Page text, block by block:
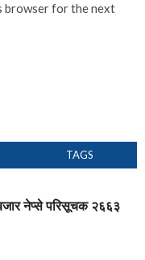
browser for the next
TAGS
नेप्से परिसूचक २६६३